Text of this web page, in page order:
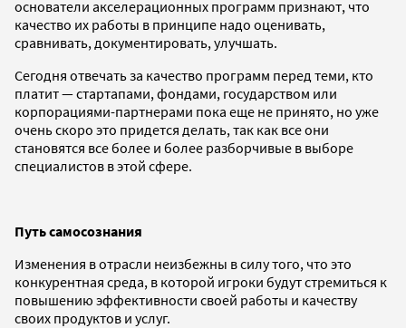
основатели акселерационных программ признают, что
качество их работы в принципе надо оценивать,
сравнивать, документировать, улучшать.
Сегодня отвечать за качество программ перед теми, кто
платит — стартапами, фондами, государством или
корпорациями-партнерами пока еще не принято, но уже
очень скоро это придется делать, так как все они
становятся все более и более разборчивые в выборе
специалистов в этой сфере.
Путь самосознания
Изменения в отрасли неизбежны в силу того, что это
конкурентная среда, в которой игроки будут стремиться к
повышению эффективности своей работы и качеству
своих продуктов и услуг.